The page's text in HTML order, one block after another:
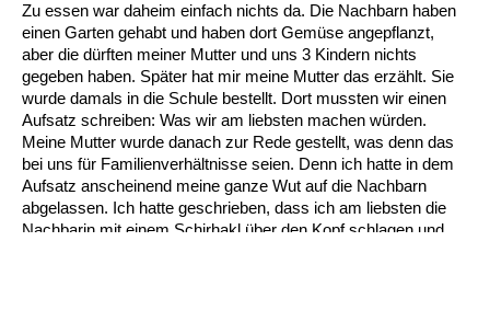
Zu essen war daheim einfach nichts da. Die Nachbarn haben
einen Garten gehabt und haben dort Gemüse angepflanzt,
aber die dürften meiner Mutter und uns 3 Kindern nichts
gegeben haben. Später hat mir meine Mutter das erzählt. Sie
wurde damals in die Schule bestellt. Dort mussten wir einen
Aufsatz schreiben: Was wir am liebsten machen würden.
Meine Mutter wurde danach zur Rede gestellt, was denn das
bei uns für Familienverhältnisse seien. Denn ich hatte in dem
Aufsatz anscheinend meine ganze Wut auf die Nachbarn
abgelassen. Ich hatte geschrieben, dass ich am liebsten die
Nachbarin mit einem Schirhakl über den Kopf schlagen und